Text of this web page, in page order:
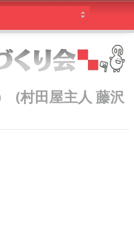
(村田屋主人 藤沢